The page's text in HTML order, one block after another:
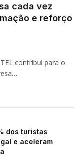
cada vez
e reforço
contribui para o
dos turistas
e aceleram